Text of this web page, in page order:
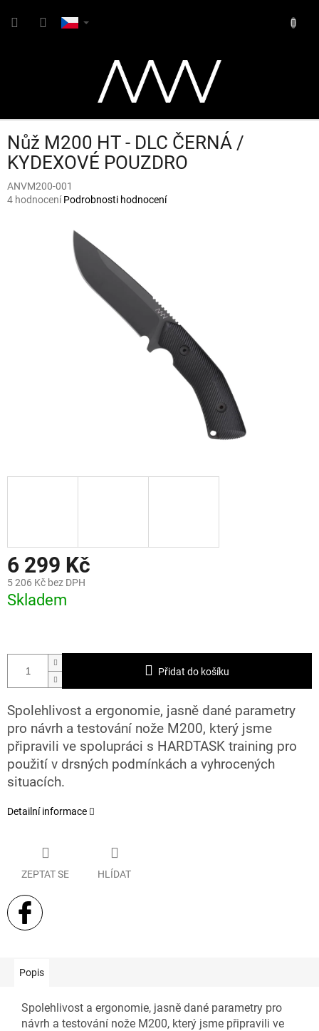
Nůž M200 HT - DLC ČERNÁ /
KYDEXOVÉ POUZDRO
ANVM200-001
Průměrné
4 hodnocení Podrobnosti hodnocení
6 299 Kč
5 206 Kč bez DPH
Skladem
Přidat do košíku
Spolehlivost a ergonomie, jasně dané parametry
pro návrh a testování nože M200, který jsme
připravili ve spolupráci s HARDTASK training pro
použití v drsných podmínkách a vyhrocených
situacích.
Detailní informace
ZEPTAT SE HLÍDAT
Popis
Spolehlivost a ergonomie, jasně dané parametry pro
návrh a testování nože M200, který jsme připravili ve